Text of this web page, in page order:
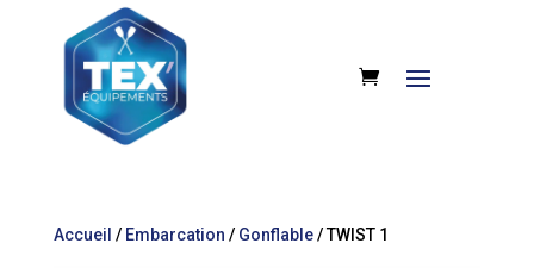
Accueil / Embarcation / Gonflable/ TWIST 1